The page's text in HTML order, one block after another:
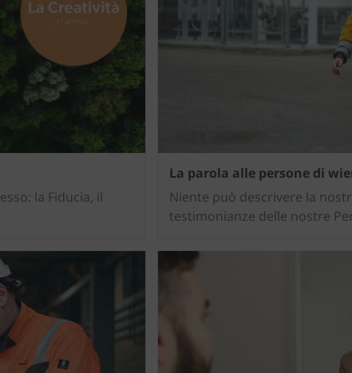
la Fiducia, il
La parola alle persone di
Niente può descrivere la
testimonianze delle nostre